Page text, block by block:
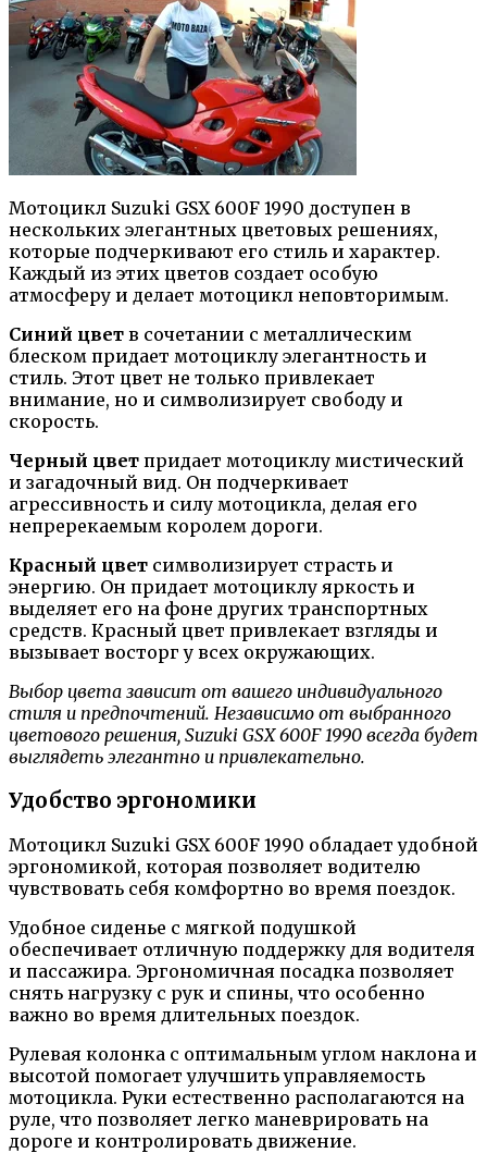
Мотоцикл Suzuki GSX 600F 1990 доступен в
нескольких элегантных цветовых решениях,
которые подчеркивают его стиль и характер.
Каждый из этих цветов создает особую
атмосферу и делает мотоцикл неповторимым.
Синий цвет в сочетании с металлическим
блеском придает мотоциклу элегантность и
стиль. Этот цвет не только привлекает
внимание, но и символизирует свободу и
скорость.
Черный цвет придает мотоциклу мистический
и загадочный вид. Он подчеркивает
агрессивность и силу мотоцикла, делая его
непререкаемым королем дороги.
Красный цвет символизирует страсть и
энергию. Он придает мотоциклу яркость и
выделяет его на фоне других транспортных
средств. Красный цвет привлекает взгляды и
вызывает восторг у всех окружающих.
Выбор цвета зависит от вашего индивидуального
стиля и предпочтений. Независимо от выбранного
цветового решения, Suzuki GSX 600F 1990 всегда будет
выглядеть элегантно и привлекательно.
Удобство эргономики
Мотоцикл Suzuki GSX 600F 1990 обладает удобной
эргономикой, которая позволяет водителю
чувствовать себя комфортно во время поездок.
Удобное сиденье с мягкой подушкой
обеспечивает отличную поддержку для водителя
и пассажира. Эргономичная посадка позволяет
снять нагрузку с рук и спины, что особенно
важно во время длительных поездок.
Рулевая колонка с оптимальным углом наклона и
высотой помогает улучшить управляемость
мотоцикла. Руки естественно располагаются на
руле, что позволяет легко маневрировать на
дороге и контролировать движение.